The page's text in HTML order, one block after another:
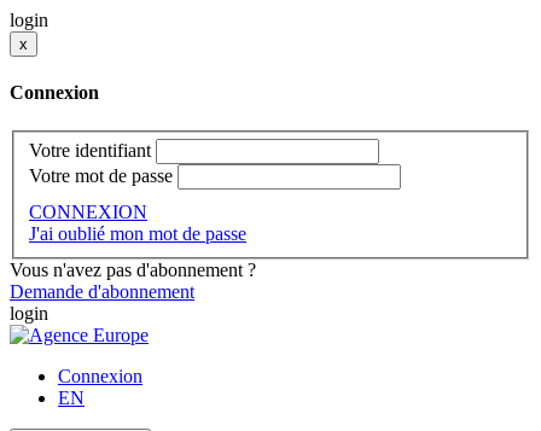
login
x
Connexion
Votre identifiant
Votre mot de passe
CONNEXION
J'ai oublié mon mot de passe
Vous n'avez pas d'abonnement ?
Demande d'abonnement
login
Connexion
EN